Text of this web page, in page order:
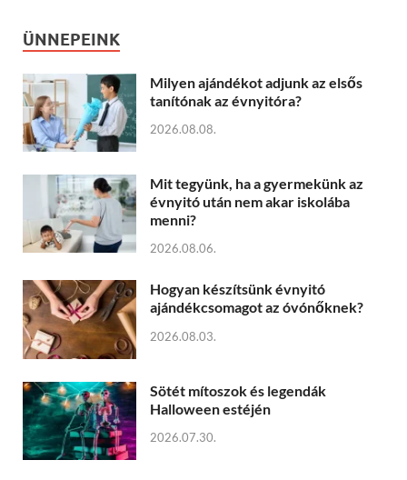
ÜNNEPEINK
Milyen ajándékot adjunk az elsős
tanítónak az évnyitóra?
2026.08.08.
Mit tegyünk, ha a gyermekünk az
évnyitó után nem akar iskolába
menni?
2026.08.06.
Hogyan készítsünk évnyitó
ajándékcsomagot az óvónőknek?
2026.08.03.
Sötét mítoszok és legendák
Halloween estéjén
2026.07.30.